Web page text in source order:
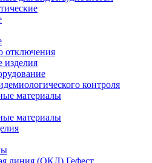
отключения
изделия
контроля
материалы
материалы
линия (ОКЛ) Гефест